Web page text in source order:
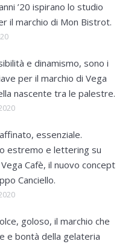
’20 ispirano lo studio
il marchio di Mon Bistrot.
e dinamismo, sono i
per il marchio di Vega
nascente tra le palestre.
essenziale.
estremo e lettering su
Cafè, il nuovo concept
Canciello.
goloso, il marchio che
e bontà della gelateria